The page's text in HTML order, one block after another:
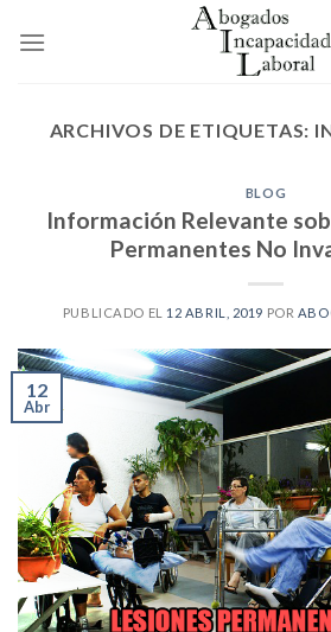
ARCHIVOS DE ETIQUETAS:
BLOG
Información Relevante
Permanentes No
PUBLICADO EL 12 ABRIL, 2019 POR
12
Abr